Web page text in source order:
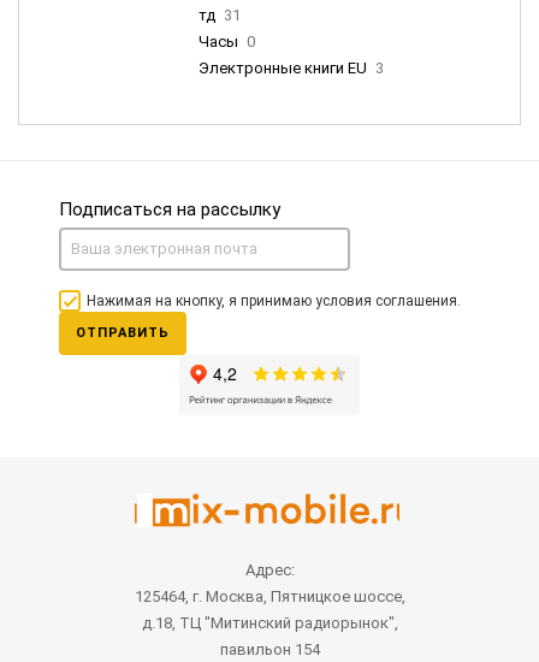
тд 31
Часы 0
Электронные книги EU 3
Подписаться на рассылку
Нажимая на кнопку, я принимаю условия соглашения.
ОТПРАВИТЬ
Адрес:
125464, г. Москва, Пятницкое шоссе,
д.18, ТЦ "Митинский радиорынок",
павильон 154